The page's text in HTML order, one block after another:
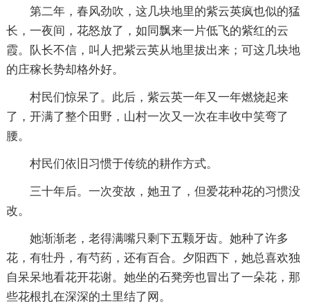
第二年，春风劲吹，这几块地里的紫云英疯也似的猛
长，一夜间，花怒放了，如同飘来一片低飞的紫红的云
霞。队长不信，叫人把紫云英从地里拔出来；可这几块地
的庄稼长势却格外好。
村民们惊呆了。此后，紫云英一年又一年燃烧起来
了，开满了整个田野，山村一次又一次在丰收中笑弯了
腰。
村民们依旧习惯于传统的耕作方式。
三十年后。一次变故，她丑了，但爱花种花的习惯没
改。
她渐渐老，老得满嘴只剩下五颗牙齿。她种了许多
花，有牡丹，有芍药，还有百合。夕阳西下，她总喜欢独
自呆呆地看花开花谢。她坐的石凳旁也冒出了一朵花，那
些花根扎在深深的土里结了网。